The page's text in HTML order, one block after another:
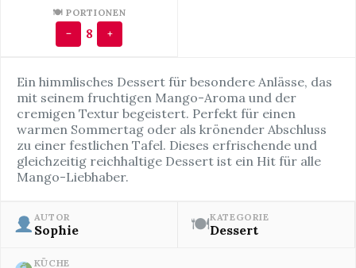
🍽 PORTIONEN
− 8 +
Ein himmlisches Dessert für besondere Anlässe, das
mit seinem fruchtigen Mango-Aroma und der
cremigen Textur begeistert. Perfekt für einen
warmen Sommertag oder als krönender Abschluss
zu einer festlichen Tafel. Dieses erfrischende und
gleichzeitig reichhaltige Dessert ist ein Hit für alle
Mango-Liebhaber.
AUTOR
Sophie 🍽KATEGORIE
Dessert
KÜCHE